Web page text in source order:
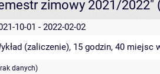
zimowy 2021/2022"
10-01 - 2022-02-02
(zaliczenie), 15 godzin, 40 miejsc
danych)